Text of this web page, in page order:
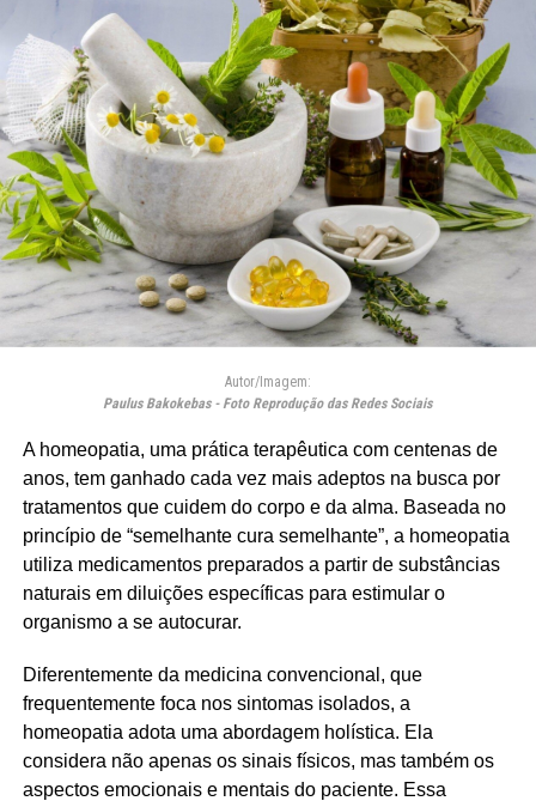
Autor/Imagem:
Paulus Bakokebas - Foto Reprodução das Redes Sociais
A homeopatia, uma prática terapêutica com centenas de
anos, tem ganhado cada vez mais adeptos na busca por
tratamentos que cuidem do corpo e da alma. Baseada no
princípio de “semelhante cura semelhante”, a homeopatia
utiliza medicamentos preparados a partir de substâncias
naturais em diluições específicas para estimular o
organismo a se autocurar.
Diferentemente da medicina convencional, que
frequentemente foca nos sintomas isolados, a
homeopatia adota uma abordagem holística. Ela
considera não apenas os sinais físicos, mas também os
aspectos emocionais e mentais do paciente. Essa